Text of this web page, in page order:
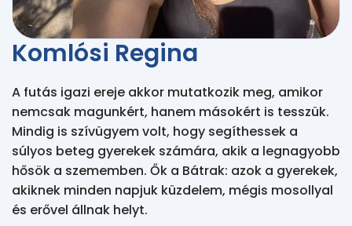
Komlósi Regina
A futás igazi ereje akkor mutatkozik meg, amikor
nemcsak magunkért, hanem másokért is tesszük.
Mindig is szívügyem volt, hogy segíthessek a
súlyos beteg gyerekek számára, akik a legnagyobb
hősök a szememben. Ők a Bátrak: azok a gyerekek,
akiknek minden napjuk küzdelem, mégis mosollyal
és erővel állnak helyt.